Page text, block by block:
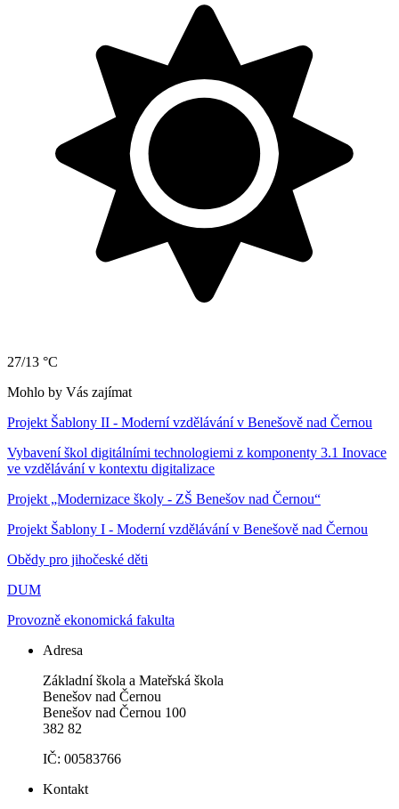
27/13 °C
Mohlo by Vás zajímat
Projekt Šablony II - Moderní vzdělávání v Benešově nad Černou
Vybavení škol digitálními technologiemi z komponenty 3.1 Inovace
ve vzdělávání v kontextu digitalizace
Projekt „Modernizace školy - ZŠ Benešov nad Černou“
Projekt Šablony I - Moderní vzdělávání v Benešově nad Černou
Obědy pro jihočeské děti
DUM
Provozně ekonomická fakulta
Adresa
Základní škola a Mateřská škola
Benešov nad Černou
Benešov nad Černou 100
382 82
IČ: 00583766
Kontakt